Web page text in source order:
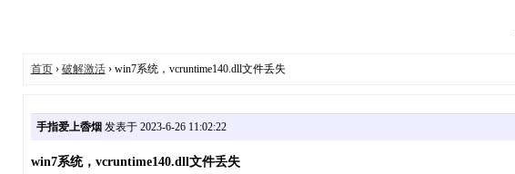
首页› 破解激活› win7系统，vcruntime140.dll文件丢失
手指爱上稥烟 发表于 2023-6-26 11:02:22
win7系统，vcruntime140.dll文件丢失